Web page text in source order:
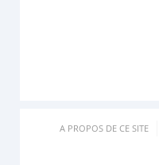
A PROPOS DE CE SITE